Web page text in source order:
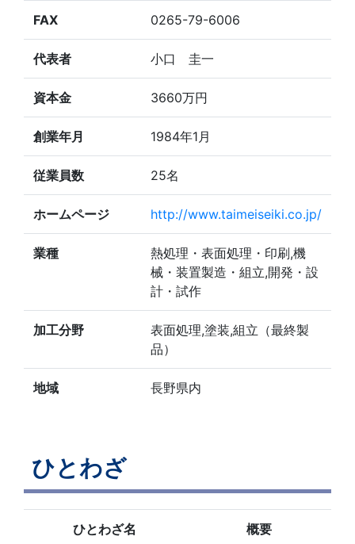
FAX 0265-79-6006
代表者 小口 圭一
資本金 3660万円
創業年月 1984年1月
従業員数 25名
ホームページ http://www.taimeiseiki.co.jp/
業種
熱処理・表面処理・印刷,機
械・装置製造・組立,開発・設
計・試作
加工分野
表面処理,塗装,組立（最終製
品）
地域 長野県内
ひとわざ
ひとわざ名 概要